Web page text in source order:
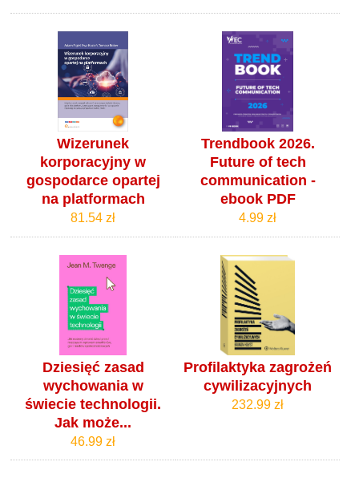
Wizerunek
korporacyjny w
gospodarce opartej
na platformach
81.54 zł
Trendbook 2026.
Future of tech
communication -
ebook PDF
4.99 zł
Dziesięć zasad
wychowania w
świecie technologii.
Jak może...
46.99 zł
Profilaktyka zagrożeń
cywilizacyjnych
232.99 zł